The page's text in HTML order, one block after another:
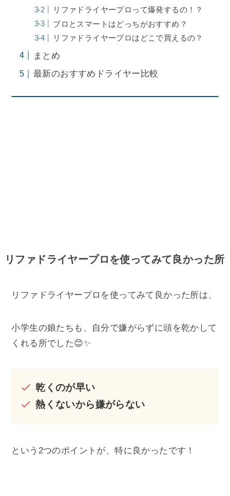
リファドライヤープロって爆発するの！？
プロとスマートはどっちがおすすめ？
リファドライヤープロはどこで買えるの？
まとめ
最新のおすすめドライヤー比較
リファドライヤープロを使ってみて良かった所
リファドライヤープロを使ってみて良かった所は、
小学生の娘たちも、自分で嫌がらずに頭を乾かして
くれる所でした😊✨
乾くのが早い
熱くないから嫌がらない
という2つのポイントが、特に良かったです！